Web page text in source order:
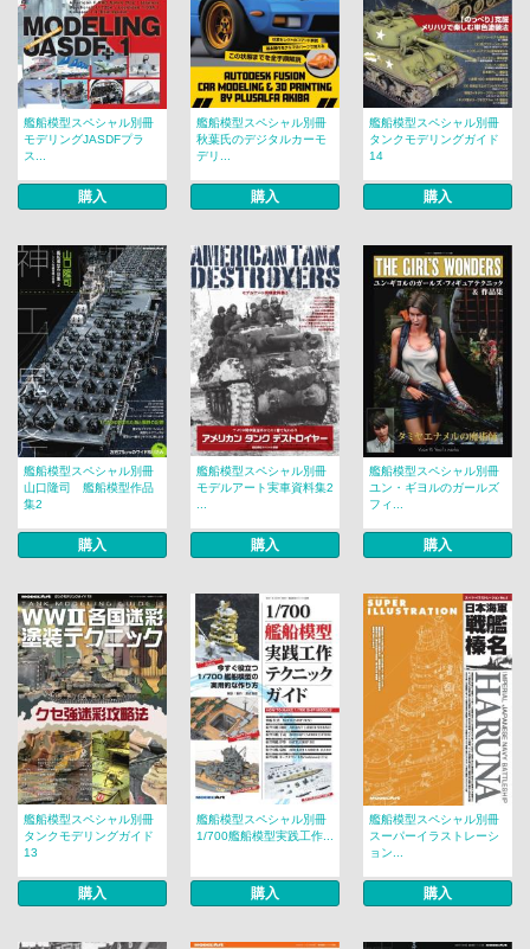
艦船模型スペシャル別冊
モデリングJASDFプラ
ス...
購入
艦船模型スペシャル別冊
秋葉氏のデジタルカーモ
デリ...
購入
艦船模型スペシャル別冊
タンクモデリングガイド
14
購入
艦船模型スペシャル別冊
山口隆司 艦船模型作品
集2
購入
艦船模型スペシャル別冊
モデルアート実車資料集2
購入
艦船模型スペシャル別冊
ユン・ギヨルのガールズ
フィ...
購入
艦船模型スペシャル別冊
タンクモデリングガイド
13
購入
艦船模型スペシャル別冊
1/700艦船模型実践工作...
購入
艦船模型スペシャル別冊
スーパーイラストレーシ
ョン...
購入